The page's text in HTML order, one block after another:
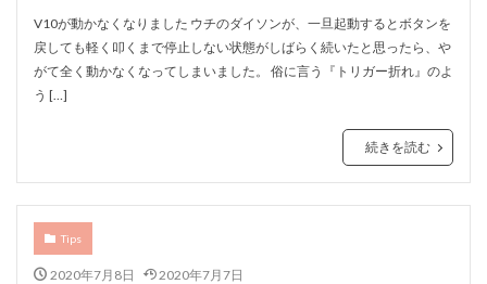
V10が動かなくなりました ウチのダイソンが、一旦起動するとボタンを
戻しても軽く叩くまで停止しない状態がしばらく続いたと思ったら、や
がて全く動かなくなってしまいました。 俗に言う『トリガー折れ』のよ
う […]
続きを読む
Tips
2020年7月8日 2020年7月7日